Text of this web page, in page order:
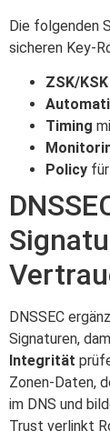
Die folgenden
sicheren Key-
ZSK/KSK
Timing
Policy
DNSSEC
Signaturen,
Integrität
Zonen-Daten,
im DNS und
Trust verlinkt